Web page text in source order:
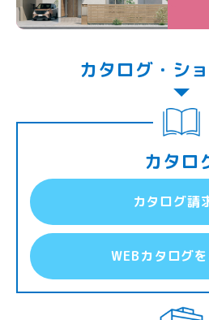
カタログ・シ
カタロ
カタログ請
WEBカタログ